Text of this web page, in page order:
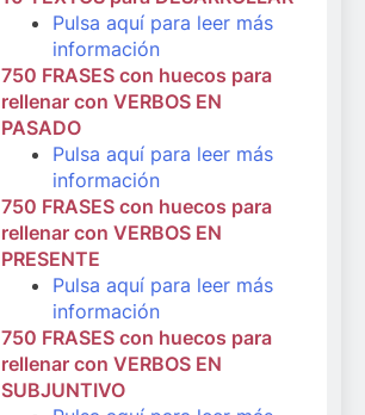
Pulsa aquí para leer más
información
750 FRASES con huecos para
rellenar con VERBOS EN
PASADO
Pulsa aquí para leer más
información
750 FRASES con huecos para
rellenar con VERBOS EN
PRESENTE
Pulsa aquí para leer más
información
750 FRASES con huecos para
rellenar con VERBOS EN
SUBJUNTIVO